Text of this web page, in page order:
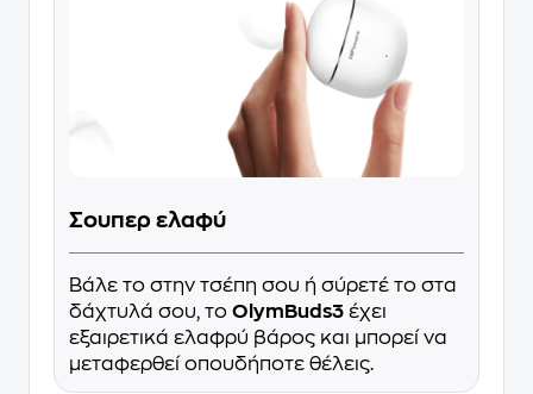
Σουπερ ελαφύ
Βάλε το στην τσέπη σου ή σύρετέ το στα
δάχτυλά σου, το OlymBuds3 έχει
εξαιρετικά ελαφρύ βάρος και μπορεί να
μεταφερθεί οπουδήποτε θέλεις.